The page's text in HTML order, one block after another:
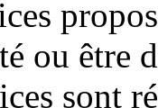
ou être
sont